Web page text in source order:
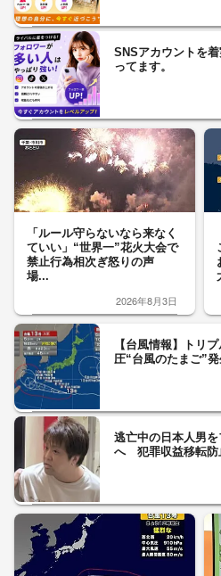
SNSアカウントを
ってます。
「ルール守らないなら来なく
ていい」“世界一”花火大会で
禁止行為相次ぎ怒りの声
場...
2026年8月3日
【台風情報】トリ
圧“台風のたまご”
逃亡中の日本人男
へ 犯罪収益移転防